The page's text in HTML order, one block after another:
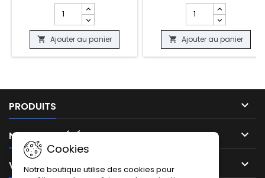
Champ quantité du produit CASQUE PULSE 3D
 Ajouter au panier
Champ quantité du
 Ajouter au panier
PRODUITS 
NOTRE SOCIÉTÉ 
VOTRE COMPTE 
Cookies
Notre boutique utilise des cookies pour